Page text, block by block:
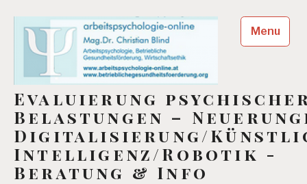
content
Evaluierung
Belastungen –
Digitalisierung/
Intelligenz/Robotik -
Beratung & Info
Menu